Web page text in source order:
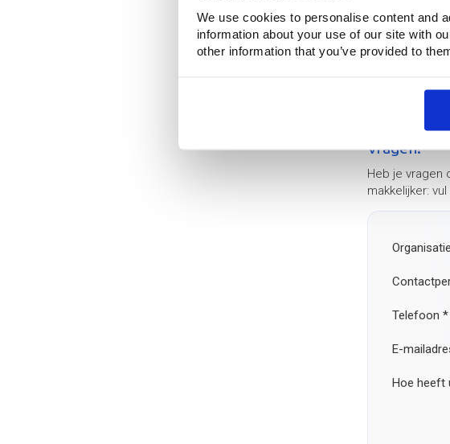
We use cookies to personalise content and
information about your use of our site with
other information that you’ve provided to
Deze video
Voorbeeld
Daarnaast
praktische
Vragen?
Heb je vragen
makkelijker:
Organisatie
Telefoon *
E-
Hoe heeft